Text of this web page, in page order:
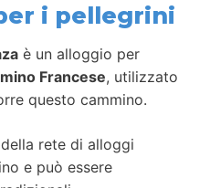
i pellegrini
è un alloggio per
Francese, utilizzato
questo cammino.
rete di alloggi
e può essere